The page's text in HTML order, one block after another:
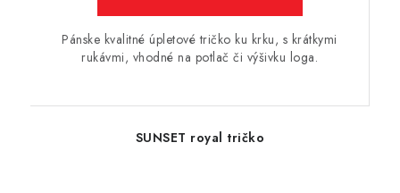
Pánske kvalitné úpletové tričko ku krku, s krátkymi
rukávmi, vhodné na potlač či výšivku loga.
SUNSET royal tričko